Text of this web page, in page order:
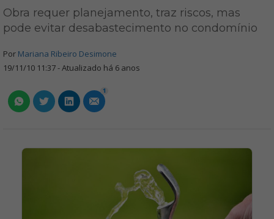
Obra requer planejamento, traz riscos, mas
pode evitar desabastecimento no condomínio
Por Mariana Ribeiro Desimone
19/11/10 11:37 - Atualizado há 6 anos
1